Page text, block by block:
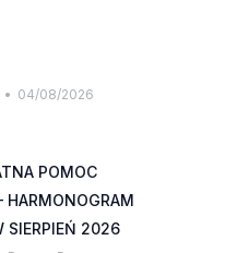
04/08/2026
POMOC
HARMONOGRAM
SIERPIEŃ 2026